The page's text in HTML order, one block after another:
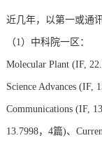
近几年，以第一或通
（1）中科院一区：
Molecular Plant (IF,
Science Advances (IF,
Communications (IF,
13.7998， 4篇)、